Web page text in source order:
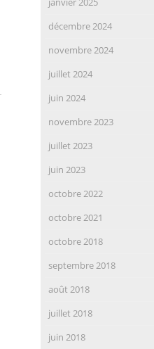
décembre 2024
novembre 2024
juillet 2024
juin 2024
novembre 2023
juillet 2023
juin 2023
octobre 2022
octobre 2021
octobre 2018
septembre 2018
août 2018
juillet 2018
juin 2018